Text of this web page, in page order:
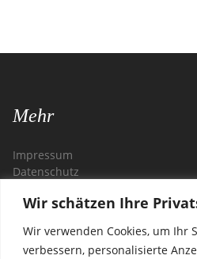
Wir schätzen Ihre
Wir verwenden Cookies, um Ihr
verbessern, personalisierte
Mehr
Impressum
Datenschutz
Kontakt
Restaurant Zagreb